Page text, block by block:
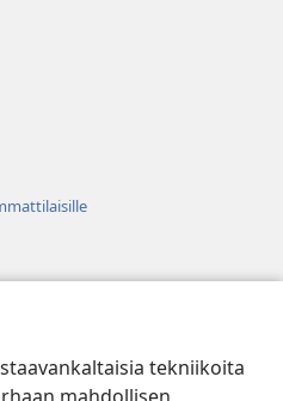
tekniikoita